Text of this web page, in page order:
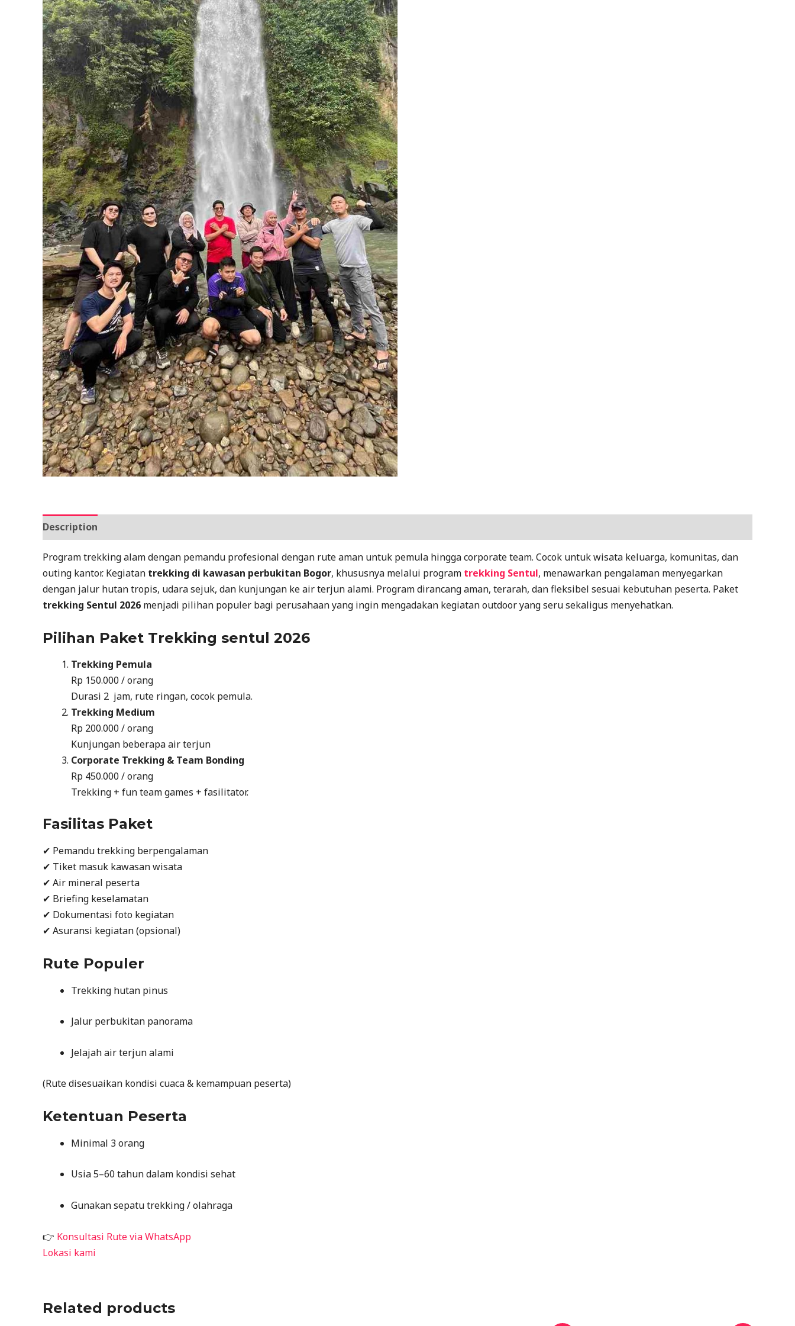
Description
Program trekking alam dengan pemandu profesional dengan rute aman untuk pemula hingga corporate team. Cocok untuk wisata keluarga, komunitas, dan
outing kantor. Kegiatan trekking di kawasan perbukitan Bogor, khususnya melalui program trekking Sentul, menawarkan pengalaman menyegarkan
dengan jalur hutan tropis, udara sejuk, dan kunjungan ke air terjun alami. Program dirancang aman, terarah, dan fleksibel sesuai kebutuhan peserta. Paket
trekking Sentul 2026 menjadi pilihan populer bagi perusahaan yang ingin mengadakan kegiatan outdoor yang seru sekaligus menyehatkan.
Pilihan Paket Trekking sentul 2026
Trekking Pemula
Rp 150.000 / orang
Durasi 2 jam, rute ringan, cocok pemula.
Trekking Medium
Rp 200.000 / orang
Kunjungan beberapa air terjun
Corporate Trekking & Team Bonding
Rp 450.000 / orang
Trekking + fun team games + fasilitator.
Fasilitas Paket
✔ Pemandu trekking berpengalaman
✔ Tiket masuk kawasan wisata
✔ Air mineral peserta
✔ Briefing keselamatan
✔ Dokumentasi foto kegiatan
✔ Asuransi kegiatan (opsional)
Rute Populer
Trekking hutan pinus
Jalur perbukitan panorama
Jelajah air terjun alami
(Rute disesuaikan kondisi cuaca & kemampuan peserta)
Ketentuan Peserta
Minimal 3 orang
Usia 5–60 tahun dalam kondisi sehat
Gunakan sepatu trekking / olahraga
👉 Konsultasi Rute via WhatsApp
Lokasi kami
Related products